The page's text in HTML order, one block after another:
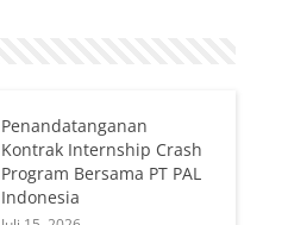
Penandatanganan
Kontrak Internship Crash
Program Bersama PT PAL
Indonesia